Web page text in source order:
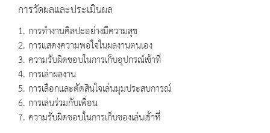
การวัดผลและประเมินผล
1. การทำงานศิลปะอย่างมีความสุข
2. การแสดงความพอใจในผลงานตนเอง
3. ความรับผิดชอบในการเก็บอุปกรณ์เข้าที่
4. การเล่าผลงาน
5. การเลือกและตัดสินใจเล่นมุมประสบการณ์
6. การเล่นร่วมกับเพื่อน
7. ความรับผิดชอบในการเก็บของเล่นเข้าที่